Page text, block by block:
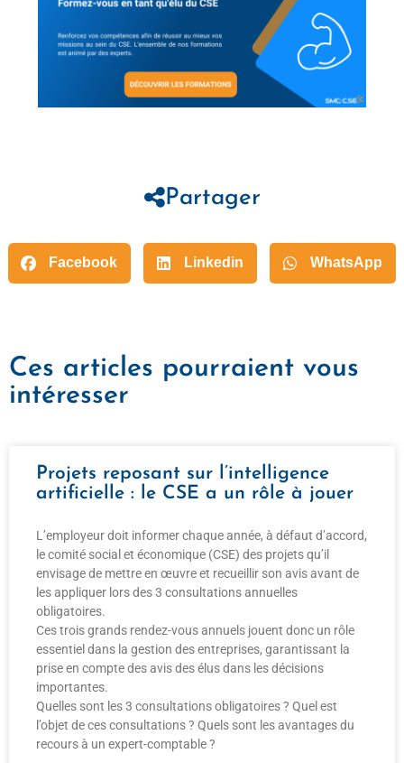
Partager
Facebook Linkedin WhatsApp
Ces articles pourraient vous
intéresser
Projets reposant sur l’intelligence
artificielle : le CSE a un rôle à jouer
L’employeur doit informer chaque année, à défaut d’accord,
le comité social et économique (CSE) des projets qu’il
envisage de mettre en œuvre et recueillir son avis avant de
les appliquer lors des 3 consultations annuelles
obligatoires.
Ces trois grands rendez-vous annuels jouent donc un rôle
essentiel dans la gestion des entreprises, garantissant la
prise en compte des avis des élus dans les décisions
importantes.
Quelles sont les 3 consultations obligatoires ? Quel est
l’objet de ces consultations ? Quels sont les avantages du
recours à un expert-comptable ?